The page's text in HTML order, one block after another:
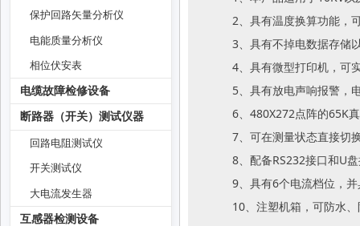
2、具有温度换算功能，
3、具有不掉电数据存储
4、具有微型打印机，可
5、具有放电声响报警，
6、480X272点阵的65K
7、可在测量状态直接切
8、配备RS232接口和U
9、具有6个电流档位，
10、注塑机箱，可防水
保护回路矢量分析仪
电能质量分析仪
相位伏安表
电缆故障检修设备
断路器（开关）测试仪器
回路电阻测试仪
开关测试仪
大电流发生器
互感器检测设备